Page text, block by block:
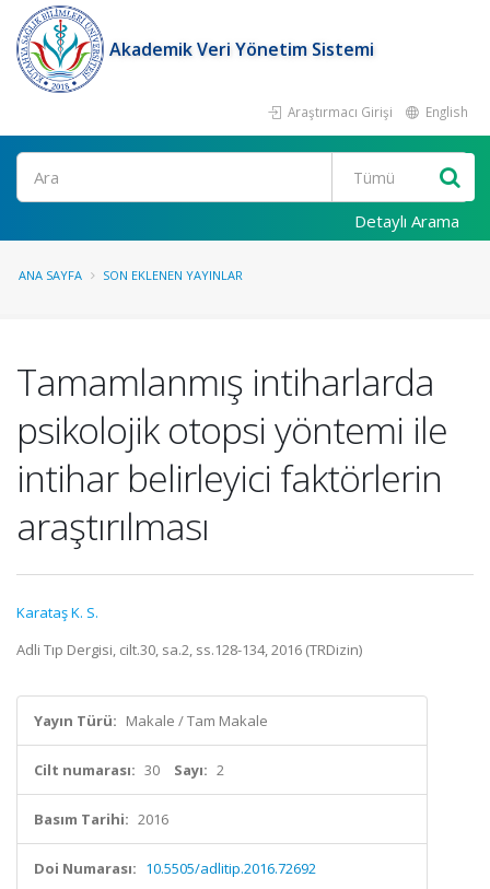
Akademik Veri Yönetim Sistemi
Araştırmacı Girişi English
Ara
Detaylı Arama
ANA SAYFA SON EKLENEN YAYINLAR
Tamamlanmış intiharlarda
psikolojik otopsi yöntemi ile
intihar belirleyici faktörlerin
araştırılması
Karataş K. S.
Adli Tıp Dergisi, cilt.30, sa.2, ss.128-134, 2016 (TRDizin)
Yayın Türü: Makale / Tam Makale
Cilt numarası: 30 Sayı: 2
Basım Tarihi: 2016
Doi Numarası: 10.5505/adlitip.2016.72692